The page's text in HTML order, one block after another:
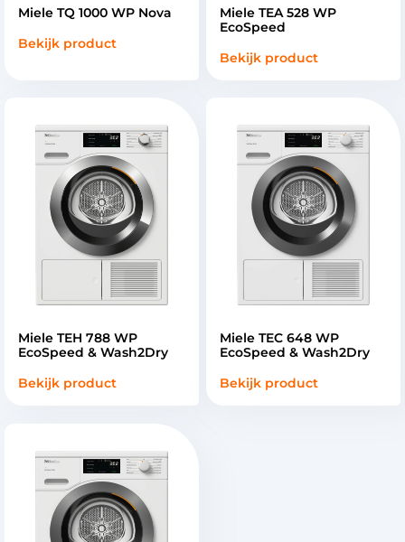
Miele TQ 1000 WP Nova
Bekijk product
Miele TEA 528 WP
EcoSpeed
Bekijk product
Miele TEH 788 WP
EcoSpeed & Wash2Dry
Bekijk product
Miele TEC 648 WP
EcoSpeed & Wash2Dry
Bekijk product